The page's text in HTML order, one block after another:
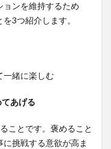
ンを維持するため
3つ紹介します。
一緒に楽しむ
あげる
ことです。褒めること
挑戦する意欲が高ま